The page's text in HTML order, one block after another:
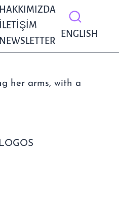
HAKKIMIZDA
İLETIŞIM
NEWSLETTER
ENGLISH